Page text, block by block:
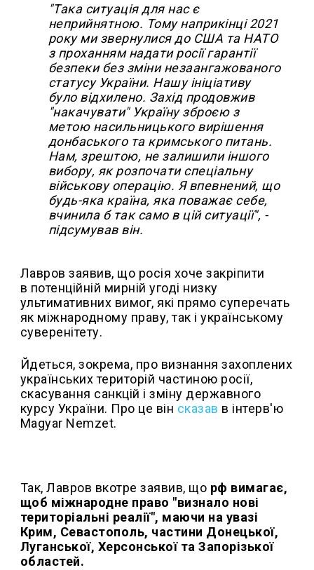
"Така ситуація для нас є
неприйнятною. Тому наприкінці 2021
року ми звернулися до США та НАТО
з проханням надати росії гарантії
безпеки без зміни незаангажованого
статусу України. Нашу ініціативу
було відхилено. Захід продовжив
"накачувати" Україну зброєю з
метою насильницького вирішення
донбаського та кримського питань.
Нам, зрештою, не залишили іншого
вибору, як розпочати спеціальну
військову операцію. Я впевнений, що
будь-яка країна, яка поважає себе,
вчинила б так само в цій ситуації", -
підсумував він.
Лавров заявив, що росія хоче закріпити
в потенційній мирній угоді низку
ультимативних вимог, які прямо суперечать
як міжнародному праву, так і українському
суверенітету.
Йдеться, зокрема, про визнання захоплених
українських територій частиною росії,
скасування санкцій і зміну державного
курсу України. Про це він сказав в інтерв'ю
Magyar Nemzet.
Так, Лавров вкотре заявив, що рф вимагає,
щоб міжнародне право "визнало нові
територіальні реалії", маючи на увазі
Крим, Севастополь, частини Донецької,
Луганської, Херсонської та Запорізької
областей.